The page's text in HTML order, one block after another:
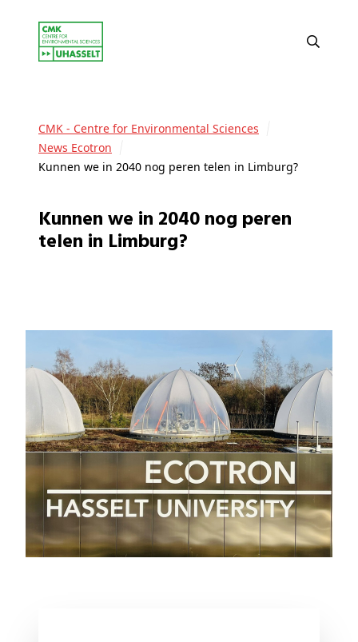
CMK - Centre for Environmental Sciences
News Ecotron
Kunnen we in 2040 nog peren telen in Limburg?
Kunnen we in 2040 nog peren
telen in Limburg?